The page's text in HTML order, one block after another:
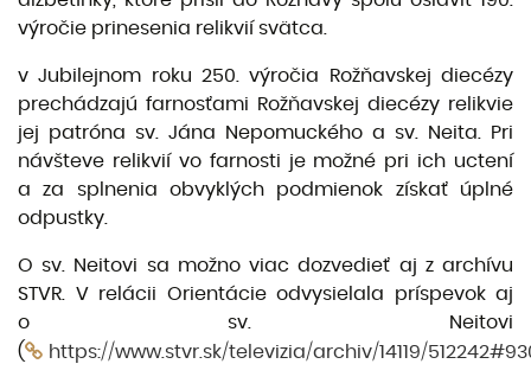
výročie prinesenia relikvií svätca.
v Jubilejnom roku 250. výročia Rožňavskej diecézy
prechádzajú farnosťami Rožňavskej diecézy relikvie
jej patróna sv. Jána Nepomuckého a sv. Neita. Pri
návšteve relikvií vo farnosti je možné pri ich uctení
a za splnenia obvyklých podmienok získať úplné
odpustky.
O sv. Neitovi sa možno viac dozvedieť aj z archívu
STVR. V relácii Orientácie odvysielala príspevok aj
o sv. Neitovi
(
https://www.stvr.sk/televizia/archiv/14119/